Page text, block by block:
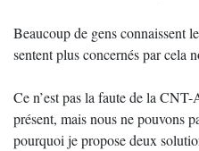
Beaucoup de gens connaissent
sentent plus concernés par cela
Ce n’est pas la faute de la
présent, mais nous ne pouvons
pourquoi je propose deux